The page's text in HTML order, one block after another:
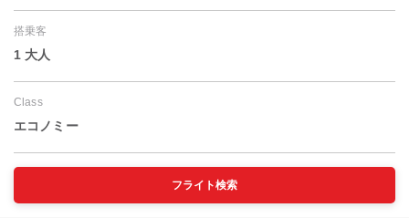
搭乗客
1 大人
Class
エコノミー
フライト検索